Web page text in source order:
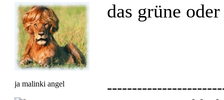
ja malinki angel
das grüne